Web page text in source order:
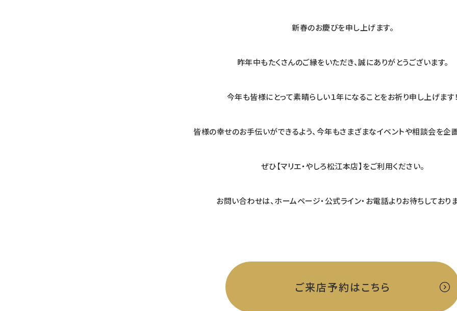
新春のお慶びを申し上げます。
昨年中もたくさんのご縁をいただき、誠にありがとうございます。
今年も皆様にとって素晴らしい１年になることをお祈り申し上げます！
皆様の幸せのお手伝いができるよう、今年もさまざまなイベントや相談会を企画
ぜひ【マリエ・やしろ松江本店】をご利用ください。
お問い合わせは、ホームページ・公式ライン・お電話よりお待ちしておりま
ご来店予約はこちら